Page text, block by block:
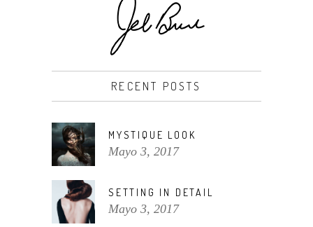
RECENT POSTS
MYSTIQUE LOOK
Mayo 3, 2017
SETTING IN DETAIL
Mayo 3, 2017